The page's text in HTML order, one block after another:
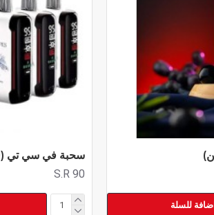
اضافة للسلة
سحبة في سي تي (20,000 سحبة) 20 نيكوتين
S.R 90